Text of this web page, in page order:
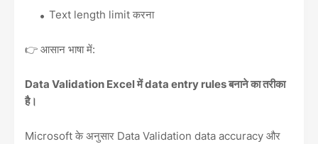
Text length limit करना
👉 आसान भाषा में:
Data Validation Excel में data entry rules बनाने का तरीका
है।
Microsoft के अनुसार Data Validation data accuracy और